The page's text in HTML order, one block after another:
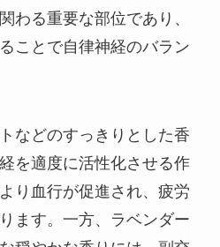
わる重要な部位であり、
ことで自律神経のバラン
などのすっきりとした香
を適度に活性化させる作
り血行が促進され、疲労
ます。一方、ラベンダー